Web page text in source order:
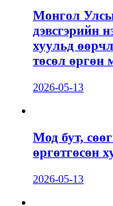
Монгол
дэвсгэрийн
хуульд
төсөл өргөн
2026-05-13
Мод бут,
өргөтгөсөн
2026-05-13